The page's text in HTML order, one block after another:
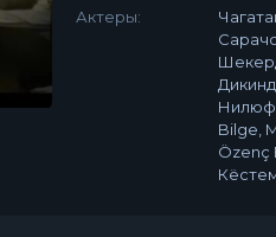
Актеры:
Bilge,
Özenç